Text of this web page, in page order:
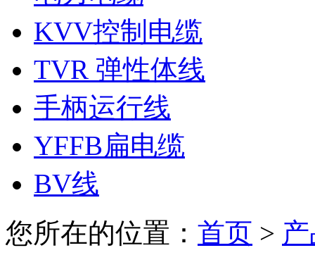
KVV控制电缆
TVR 弹性体线
手柄运行线
YFFB扁电缆
BV线
您所在的位置： 首页 >